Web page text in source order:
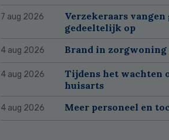
7 aug 2026
Verzekeraars
gedeeltelijk op
4 aug 2026 Brand in
4 aug 2026
Tijdens het wachten
huisarts
4 aug 2026 Meer personeel en